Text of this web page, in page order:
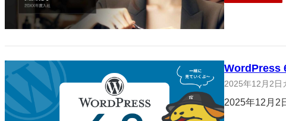
WordPress
2025年12月2日
2025年12月2